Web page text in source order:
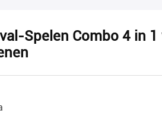
Spelen Combo 4 in 1